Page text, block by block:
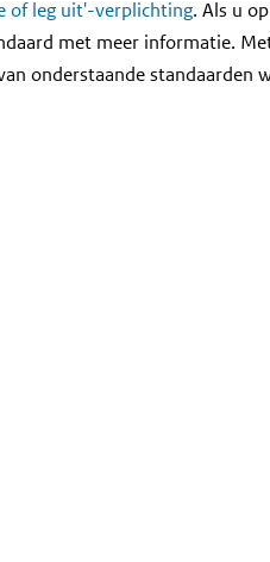
of leg uit'-verplichting. Als u
met meer informatie.
onderstaande standaarden